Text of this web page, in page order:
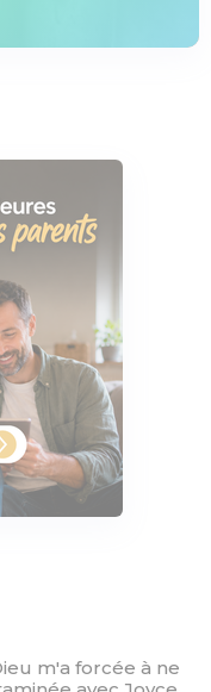
m'a forcée à ne